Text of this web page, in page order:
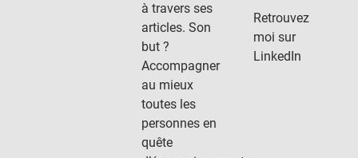
à travers ses
articles. Son
but ?
Accompagner
au mieux
toutes les
personnes en
quête
Retrouvez
moi sur
LinkedIn